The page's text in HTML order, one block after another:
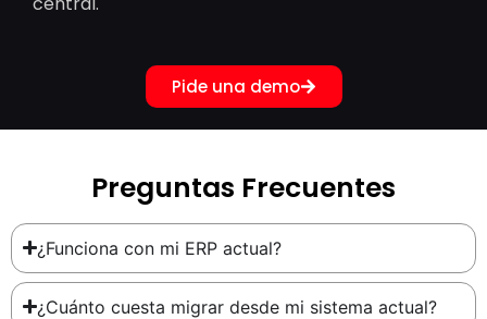
Pide una demo
Preguntas Frecuentes
¿Funciona con mi ERP actual?
¿Cuánto cuesta migrar desde mi sistema actual?